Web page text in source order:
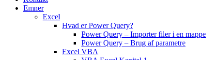
Emner
Excel
Hvad er Power Query?
Power Query – Importer filer i en mappe
Power Query – Brug af parametre
Excel VBA